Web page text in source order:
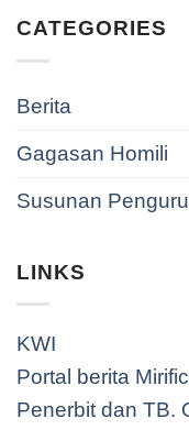
CATEGORIES
Berita
Gagasan Homili
Susunan
LINKS
KWI
Portal berita
Penerbit dan TB.